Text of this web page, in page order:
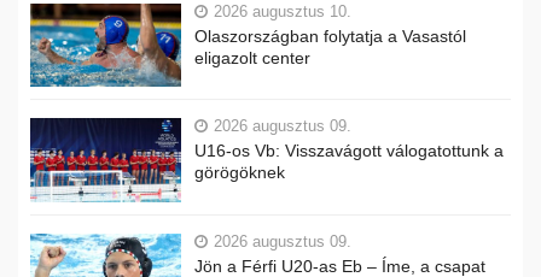
2026 augusztus 10.
Olaszországban folytatja a Vasastól
eligazolt center
2026 augusztus 09.
U16-os Vb: Visszavágott válogatottunk a
görögöknek
2026 augusztus 09.
Jön a Férfi U20-as Eb – Íme, a csapat